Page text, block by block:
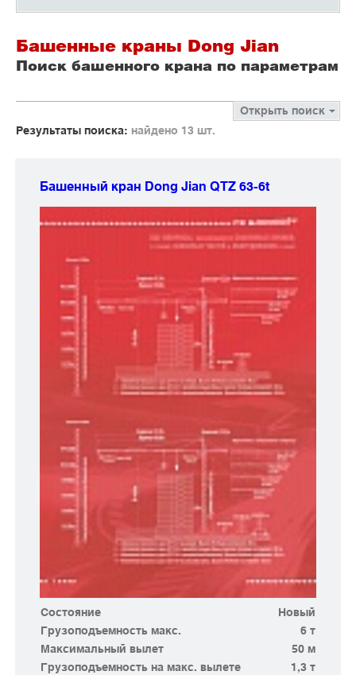
Башенные краны Dong Jian
Поиск башенного крана по параметрам
Открыть поиск
Результаты поиска: найдено 13 шт.
Башенный кран Dong Jian QTZ 63-6t
Состояние
Новый
Грузоподъемность макс.
6 т
Максимальный вылет
50 м
Грузоподъемность на макс. вылете
1,3 т